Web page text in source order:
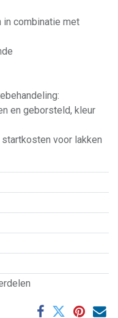
in combinatie met
en geborsteld, kleur
startkosten voor lakken